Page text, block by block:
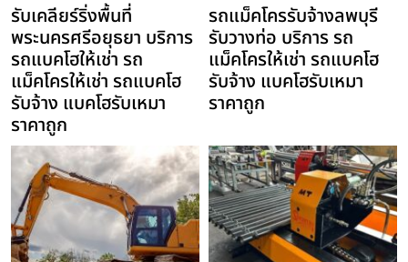
รับเคลียร์ริ่งพื้นที่
พระนครศรีอยุธยา บริการ
รถแบคโฮให้เช่า รถ
แม็คโครให้เช่า รถแบคโฮ
รับจ้าง แบคโฮรับเหมา
ราคาถูก
รถแม็คโครรับจ้างลพบุรี
รับวางท่อ บริการ รถ
แม็คโครให้เช่า รถแบคโฮ
รับจ้าง แบคโฮรับเหมา
ราคาถูก